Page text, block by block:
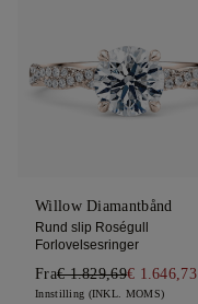
Willow Diamantbånd
Rund slip Roségull
Forlovelsesringer
Fra€ 1.829,69€ 1.646,73
Innstilling (INKL. MOMS)